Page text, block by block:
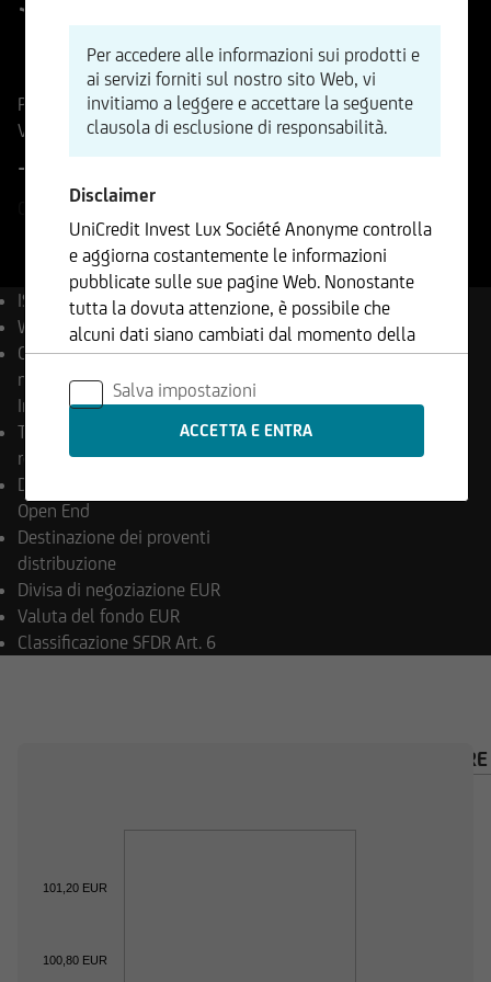
LU3243904300
Codice di Negoziazione
A41WUW
Prezzo di riferimento100,37EUR
Variazione %
+0,02%
06.08.2026
ISIN
LU3243904300
WKN
A41WUW
Compagnia di capital asset
management UniCredit
Invest Lux S.A.
Tipo di prodotto
Fondi a
rendimento assoluto
Data di Pagamento Finale
Open End
Destinazione dei proventi
distribuzione
Divisa di negoziazione EUR
Valuta del fondo EUR
Classificazione SFDR Art. 6
100,80 EUR
101,20 EUR
Per accedere alle informazioni sui prodotti e
ai servizi forniti sul nostro sito Web, vi
invitiamo a leggere e accettare la seguente
clausola di esclusione di responsabilità.
Disclaimer
UniCredit Invest Lux Société Anonyme controlla
e aggiorna costantemente le informazioni
pubblicate sulle sue pagine Web. Nonostante
tutta la dovuta attenzione, è possibile che
alcuni dati siano cambiati dal momento della
loro pubblicazione. Pertanto, non ci assumiamo
alcuna responsabilità né forniamo garanzie in
merito all'aggiornamento, all'accuratezza o alla
completezza delle informazioni fornite. Lo
UniCredit Invest Lux Société Anonyme non è
responsabile del contenuto delle pagine Web a
cui si accede tramite collegamenti ipertestuali.
Il contenuto e la struttura delle pagine Web di
protetti da copyright. La riproduzione di
immagini, necessita la preventiva approvazione
Salva impostazioni